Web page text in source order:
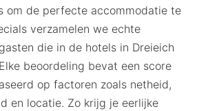
om de perfecte accommodatie te
verzamelen we echte
die in de hotels in Dreieich
beoordeling bevat een score
op factoren zoals netheid,
en locatie. Zo krijg je eerlijke